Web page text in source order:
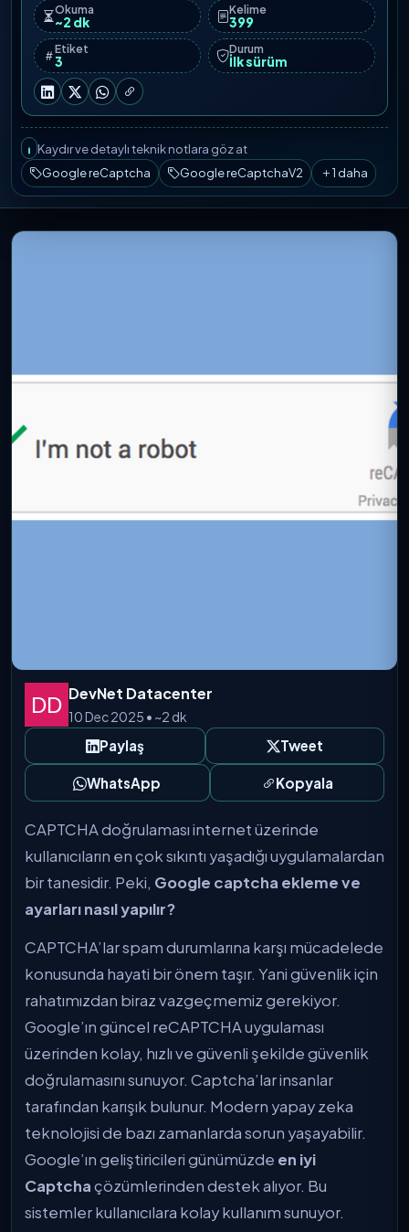
Okuma
~2 dk
Kelime
399
Etiket
3
Durum
İlk sürüm
Kaydır ve detaylı teknik notlara göz at
Google reCaptcha Google reCaptchaV2 1 daha
DevNet Datacenter
10 Dec 2025 • ~2 dk
Paylaş Tweet
WhatsApp Kopyala
CAPTCHA doğrulaması internet üzerinde
kullanıcıların en çok sıkıntı yaşadığı uygulamalardan
bir tanesidir. Peki, Google captcha ekleme ve
ayarları nasıl yapılır?
CAPTCHA’lar spam durumlarına karşı mücadelede
konusunda hayati bir önem taşır. Yani güvenlik için
rahatımızdan biraz vazgeçmemiz gerekiyor.
Google’ın güncel reCAPTCHA uygulaması
üzerinden kolay, hızlı ve güvenli şekilde güvenlik
doğrulamasını sunuyor. Captcha’lar insanlar
tarafından karışık bulunur. Modern yapay zeka
teknolojisi de bazı zamanlarda sorun yaşayabilir.
Google’ın geliştiricileri günümüzde en iyi
Captchaçözümlerinden destek alıyor. Bu
sistemler kullanıcılara kolay kullanım sunuyor.